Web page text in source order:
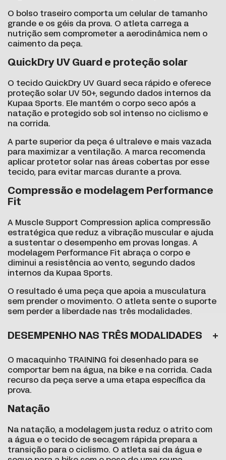
O bolso traseiro comporta um celular de tamanho
grande e os géis da prova. O atleta carrega a
nutrição sem comprometer a aerodinâmica nem o
caimento da peça.
QuickDry UV Guard e proteção solar
O tecido QuickDry UV Guard seca rápido e oferece
proteção solar UV 50+, segundo dados internos da
Kupaa Sports. Ele mantém o corpo seco após a
natação e protegido sob sol intenso no ciclismo e
na corrida.
A parte superior da peça é ultraleve e mais vazada
para maximizar a ventilação. A marca recomenda
aplicar protetor solar nas áreas cobertas por esse
tecido, para evitar marcas durante a prova.
Compressão e modelagem Performance
Fit
A Muscle Support Compression aplica compressão
estratégica que reduz a vibração muscular e ajuda
a sustentar o desempenho em provas longas. A
modelagem Performance Fit abraça o corpo e
diminui a resistência ao vento, segundo dados
internos da Kupaa Sports.
O resultado é uma peça que apoia a musculatura
sem prender o movimento. O atleta sente o suporte
sem perder a liberdade nas três modalidades.
DESEMPENHO NAS TRÊS MODALIDADES
O macaquinho TRAINING foi desenhado para se
comportar bem na água, na bike e na corrida. Cada
recurso da peça serve a uma etapa específica da
prova.
Natação
Na natação, a modelagem justa reduz o atrito com
a água e o tecido de secagem rápida prepara a
transição para o ciclismo. O atleta sai da água e